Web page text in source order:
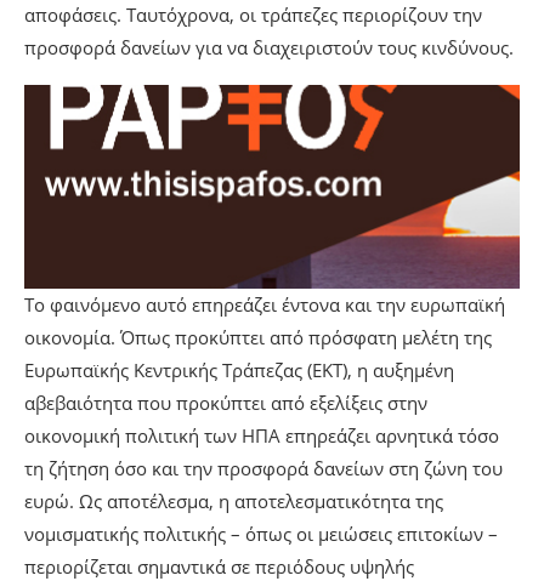
αποφάσεις. Ταυτόχρονα, οι τράπεζες περιορίζουν την
προσφορά δανείων για να διαχειριστούν τους κινδύνους.
Το φαινόμενο αυτό επηρεάζει έντονα και την ευρωπαϊκή
οικονομία. Όπως προκύπτει από πρόσφατη μελέτη της
Ευρωπαϊκής Κεντρικής Τράπεζας (ΕΚΤ), η αυξημένη
αβεβαιότητα που προκύπτει από εξελίξεις στην
οικονομική πολιτική των ΗΠΑ επηρεάζει αρνητικά τόσο
τη ζήτηση όσο και την προσφορά δανείων στη ζώνη του
ευρώ. Ως αποτέλεσμα, η αποτελεσματικότητα της
νομισματικής πολιτικής – όπως οι μειώσεις επιτοκίων –
περιορίζεται σημαντικά σε περιόδους υψηλής